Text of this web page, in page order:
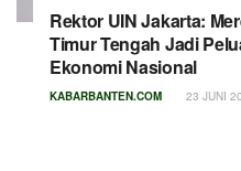
Rektor UIN Jakarta:
Timur Tengah Jadi
Ekonomi Nasional
KABARBANTEN.COM 23 JUNI